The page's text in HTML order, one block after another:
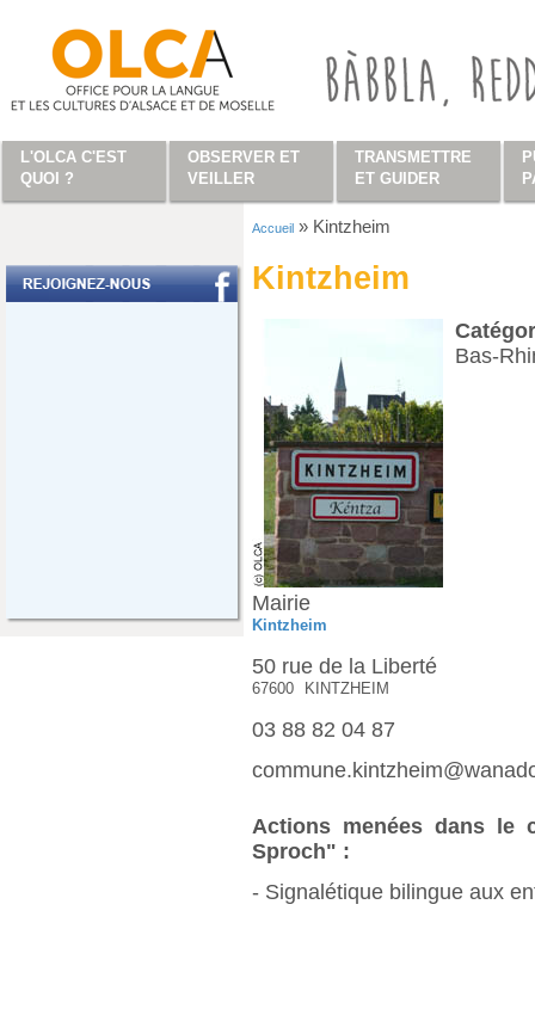
Accueil » Kintzheim
Kintzheim
Bas-
Mairie
Kintzheim
50 rue de la Liberté
67600 KINTZHEIM
03 88 82 04 87
Actions menées dans le
Sproch" :
- Signalétique bilingue aux
L'OLCA C'EST
QUOI ?
OBSERVER ET
VEILLER
TRANSMETTRE
ET GUIDER